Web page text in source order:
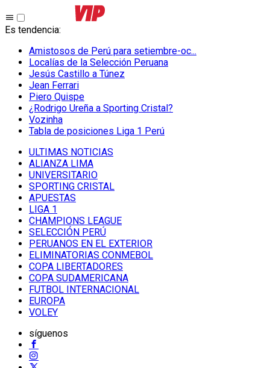
Es tendencia:
Amistosos de Perú para setiembre-oc...
Localías de la Selección Peruana
Jesús Castillo a Túnez
Jean Ferrari
Piero Quispe
¿Rodrigo Ureña a Sporting Cristal?
Vozinha
Tabla de posiciones Liga 1 Perú
ULTIMAS NOTICIAS
ALIANZA LIMA
UNIVERSITARIO
SPORTING CRISTAL
APUESTAS
LIGA 1
CHAMPIONS LEAGUE
SELECCIÓN PERÚ
PERUANOS EN EL EXTERIOR
ELIMINATORIAS CONMEBOL
COPA LIBERTADORES
COPA SUDAMERICANA
FUTBOL INTERNACIONAL
EUROPA
VOLEY
síguenos